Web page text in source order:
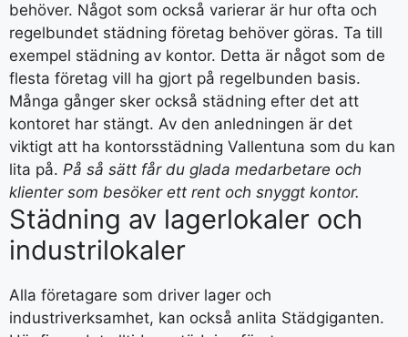
behöver. Något som också varierar är hur ofta och
regelbundet städning företag behöver göras. Ta till
exempel städning av kontor. Detta är något som de
flesta företag vill ha gjort på regelbunden basis.
Många gånger sker också städning efter det att
kontoret har stängt. Av den anledningen är det
viktigt att ha kontorsstädning Vallentuna som du kan
lita på. På så sätt får du glada medarbetare och
klienter som besöker ett rent och snyggt kontor.
Städning av lagerlokaler och
industrilokaler
Alla företagare som driver lager och
industriverksamhet, kan också anlita Städgiganten.